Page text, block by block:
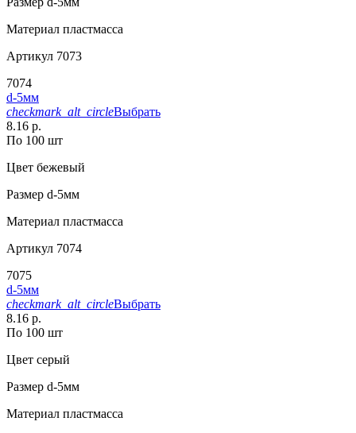
Материал пластмасса
Артикул 7073
7074
d-5мм
checkmark_alt_circleВыбрать
8.16 р.
По 100 шт
Цвет бежевый
Размер d-5мм
Материал пластмасса
Артикул 7074
7075
d-5мм
checkmark_alt_circleВыбрать
8.16 р.
По 100 шт
Цвет серый
Размер d-5мм
Материал пластмасса